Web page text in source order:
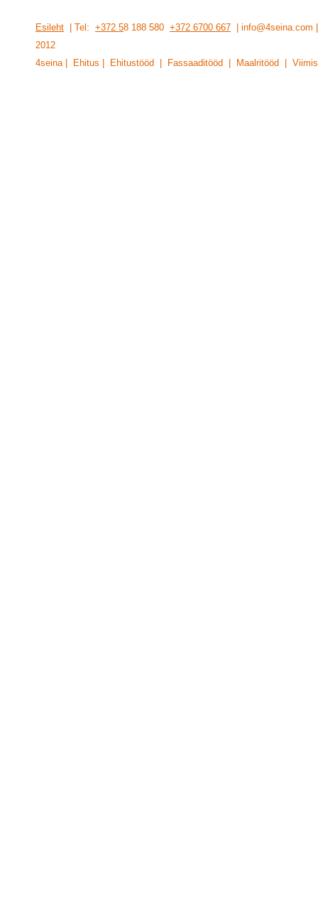
Esileht | Tel: +372 58 188 580 +372 6700 667 |
201 2
4seina | Ehitus | Ehitustööd | Fassaaditööd | Maalritööd |